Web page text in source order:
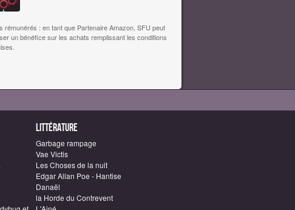
rémunérés : en tant que Partenaire Amazon, SFU peut
un bénéfice sur les achats remplissant les conditions
Littérature
Garbage rampage
Vae Victis
Les Choses de la nuit
Edgar Allan Poe - Hantise
Danaël
la Horde du Contrevent